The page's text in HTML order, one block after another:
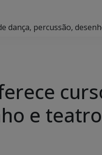
dança, percussão,
e teatro